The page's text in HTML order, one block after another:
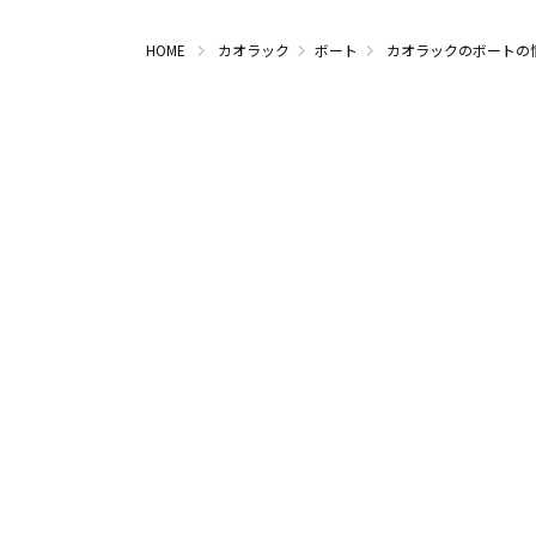
HOME カオラック ボート カオラックのボートの